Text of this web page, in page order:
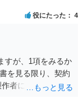
役にたった 4
すが、1項をみるか
を見る限り、契約
者に請求できると